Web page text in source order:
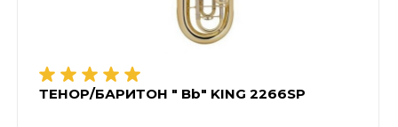
ТЕНОР/БАРИТОН " Bb" KING 2266SP